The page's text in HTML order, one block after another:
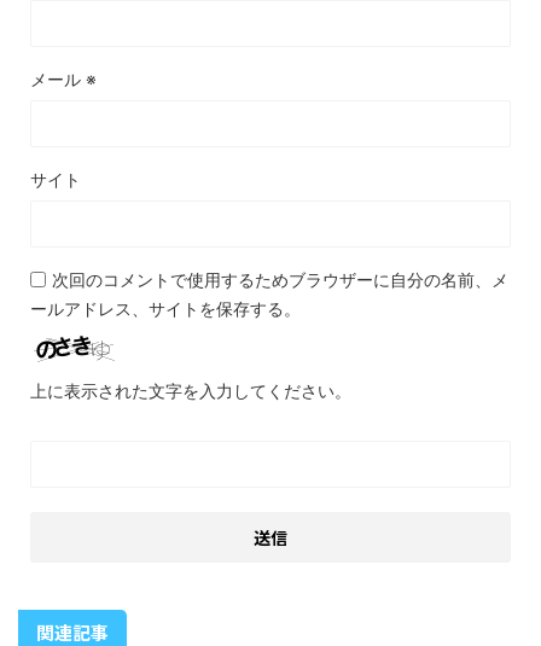
メール ※
サイト
次回のコメントで使用するためブラウザーに自分の名前、メ
ールアドレス、サイトを保存する。
上に表示された文字を入力してください。
関連記事